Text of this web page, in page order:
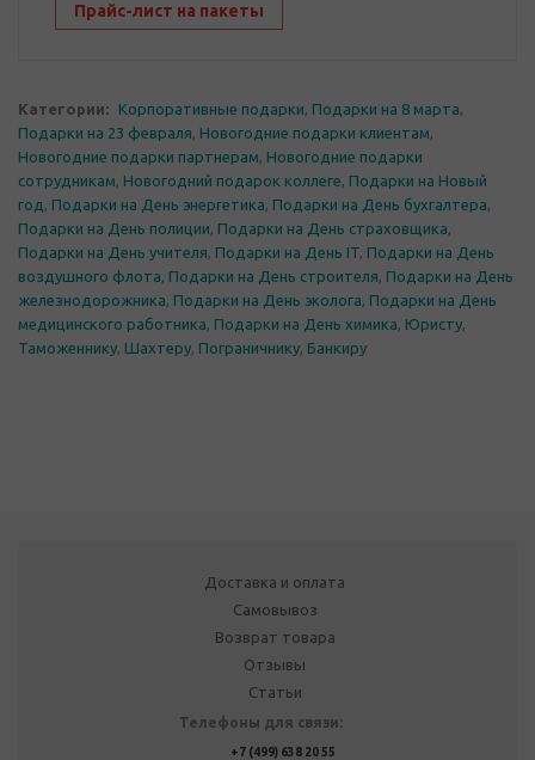
Прайс-лист на пакеты
Категории: Корпоративные подарки, Подарки на 8 марта,
Подарки на 23 февраля, Новогодние подарки клиентам,
Новогодние подарки партнерам, Новогодние подарки
сотрудникам, Новогодний подарок коллеге, Подарки на Новый
год , Подарки на День энергетика, Подарки на День бухгалтера,
Подарки на День полиции, Подарки на День страховщика,
Подарки на День учителя, Подарки на День IT, Подарки на День
воздушного флота, Подарки на День строителя, Подарки на День
железнодорожника, Подарки на День эколога, Подарки на День
медицинского работника, Подарки на День химика, Юристу,
Таможеннику, Шахтеру, Пограничнику, Банкиру
Доставка и оплата
Самовывоз
Возврат товара
Отзывы
Статьи
Телефоны для связи:
+7 (499) 638 20 55